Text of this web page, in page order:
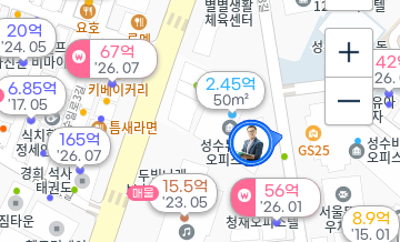
20억
'24. 05
165억
'26. 07
67억
'26. 07 42
'26.
15.5억
'23. 05
매물
2.45억
50m²
6.85억
'17. 05
56억
'26. 01
8.9억
'15. 01